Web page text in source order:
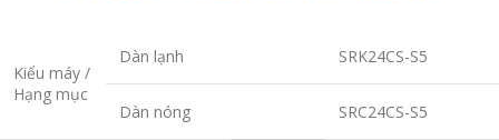
Kiểu máy /
Hạng mục
Dàn lạnh SRK24CS-S5
Dàn nóng SRC24CS-S5